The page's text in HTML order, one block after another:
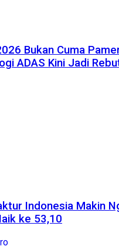
Bukan Cuma
ADAS Kini Jadi
Indonesia Makin
ke 53,10